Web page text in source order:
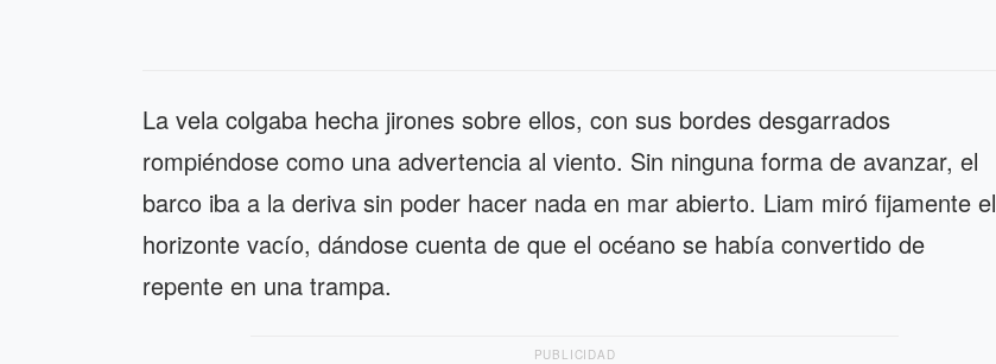
La vela colgaba hecha jirones sobre ellos, con sus bordes desgarrados
rompiéndose como una advertencia al viento. Sin ninguna forma de avanzar, el
barco iba a la deriva sin poder hacer nada en mar abierto. Liam miró fijamente el
horizonte vacío, dándose cuenta de que el océano se había convertido de
repente en una trampa.
PUBLICIDAD